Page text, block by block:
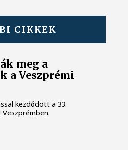
CIKKEK
meg a
a Veszprémi
kezdődött a 33.
Veszprémben.